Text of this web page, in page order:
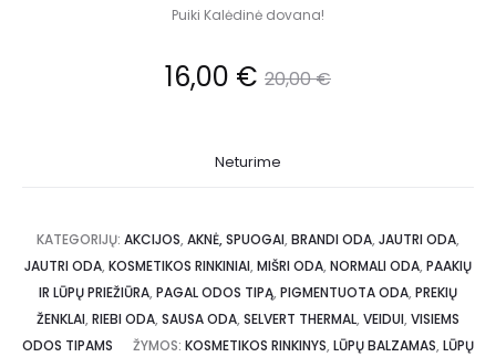
Puiki Kalėdinė dovana!
20,00€
16,00 €
Neturime
KATEGORIJŲ: AKCIJOS, AKNĖ, SPUOGAI, BRANDI ODA, JAUTRI ODA,
JAUTRI ODA, KOSMETIKOS RINKINIAI, MIŠRI ODA, NORMALI ODA, PAAKIŲ
IR LŪPŲ PRIEŽIŪRA, PAGAL ODOS TIPĄ, PIGMENTUOTA ODA, PREKIŲ
ŽENKLAI, RIEBI ODA, SAUSA ODA, SELVERT THERMAL, VEIDUI, VISIEMS
ODOS TIPAMS
ŽYMOS: KOSMETIKOS RINKINYS, LŪPŲ BALZAMAS, LŪPŲ